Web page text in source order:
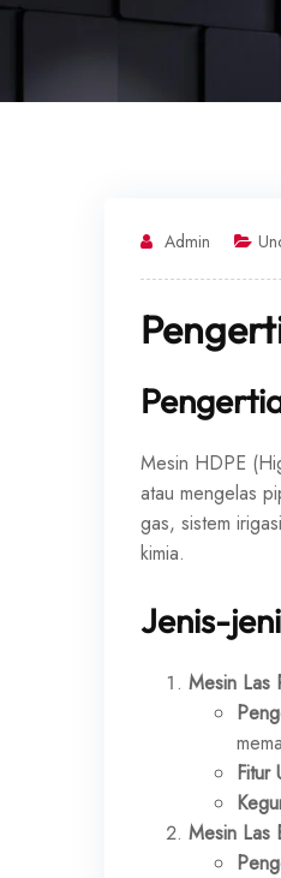
Admin
Mesin HDPE
atau mengelas
gas, sistem
kimia.
Jenis-
Mesin Las
Fitur
Mesin Las